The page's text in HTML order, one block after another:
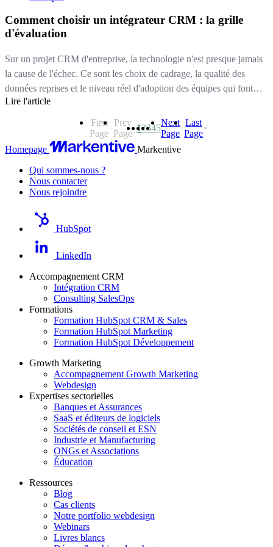
Comment choisir un intégrateur CRM : la grille
d'évaluation
Sur un projet CRM d'entreprise, la technologie n'est presque jamais
la cause de l'échec. Ce sont les choix de cadrage, la qualité des
données reprises et le niveau réel d'adoption des équipes qui font
qu'un déploiement tient ou s'effondre douze mois après le go-live. Et
ces dimensions ne dépendent pas de l'éditeur : elles dépendent de
l'intégrateur que vous choisissez.
Lire l'article
First
Page
Prev
Page
12345
Next
Page
Last
Page
Homepage
Markentive
Qui sommes-nous ?
Nous contacter
Nous rejoindre
HubSpot
LinkedIn
Accompagnement CRM
Intégration CRM
Consulting SalesOps
Formations
Formation HubSpot CRM & Sales
Formation HubSpot Marketing
Formation HubSpot Développement
Growth Marketing
Accompagnement Growth Marketing
Webdesign
Expertises sectorielles
Banques et Assurances
SaaS et éditeurs de logiciels
Sociétés de conseil et ESN
Industrie et Manufacturing
ONGs et Associations
Éducation
Ressources
Blog
Cas clients
Notre portfolio webdesign
Webinars
Livres blancs